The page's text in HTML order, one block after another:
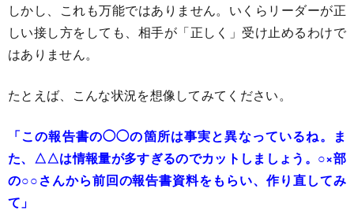
しかし、これも万能ではありません。いくらリーダーが正
しい接し方をしても、相手が「正しく」受け止めるわけで
はありません。
たとえば、こんな状況を想像してみてください。
「この報告書の◯◯の箇所は事実と異なっているね。ま
た、△△は情報量が多すぎるのでカットしましょう。○×部
の○○さんから前回の報告書資料をもらい、作り直してみ
て」